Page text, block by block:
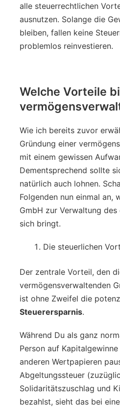
alle steuerrechtlichen
ausnutzen. Solange die
bleiben, fallen keine
problemlos reinvestieren.
Welche Vorteile
Wie ich bereits zuvor
Gründung einer
mit einem gewissen
Dementsprechend sollte
natürlich auch lohnen.
Folgenden nun einmal an,
GmbH zur Verwaltung
sich bringt.
Die steuerlichen
Der zentrale Vorteil, den
vermögensverwaltenden
ist ohne Zweifel die
Steuerersparnis.
Während Du als ganz
Person auf
anderen Wertpapieren
Abgeltungssteuer
Solidaritätszuschlag und
bezahlst, sieht das bei